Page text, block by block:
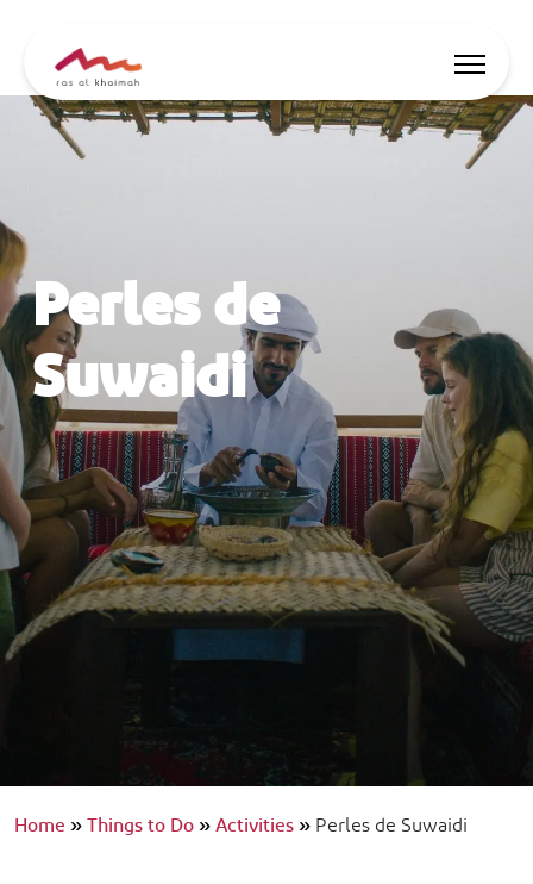
Offres
Choses à faire
Planifiez séjour
🇫🇷 FR Fêtes Cherche
Perles de
Suwaidi
Home»Things to Do»Activities»Perles de Suwaidi